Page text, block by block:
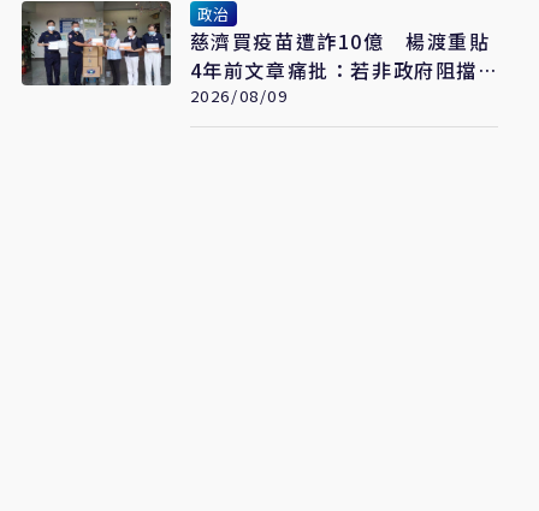
政治
慈濟買疫苗遭詐10億 楊渡重貼
4年前文章痛批：若非政府阻擋
會這樣嗎？
2026/08/09